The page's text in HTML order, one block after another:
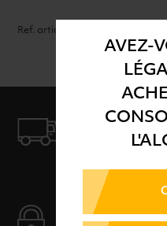
AVEZ-
Ref. article : 45984
LIVRAISON
DELÀ DE
PAIEMENT